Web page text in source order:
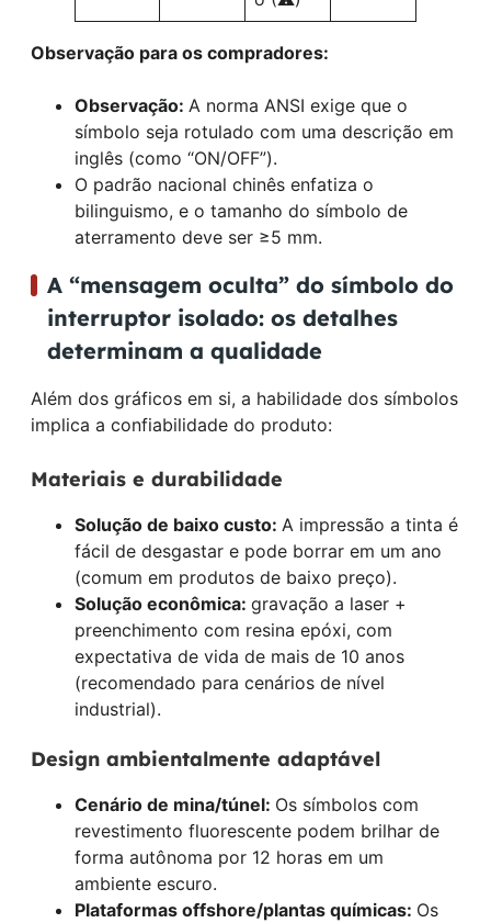
Observação para os compradores:
Observação: A norma ANSI exige que o
símbolo seja rotulado com uma descrição em
inglês (como “ON/OFF”).
O padrão nacional chinês enfatiza o
bilinguismo, e o tamanho do símbolo de
aterramento deve ser ≥5 mm.
A “mensagem oculta” do símbolo do
interruptor isolado: os detalhes
determinam a qualidade
Além dos gráficos em si, a habilidade dos símbolos
implica a confiabilidade do produto:
Materiais e durabilidade
Solução de baixo custo: A impressão a tinta é
fácil de desgastar e pode borrar em um ano
(comum em produtos de baixo preço).
Solução econômica: gravação a laser +
preenchimento com resina epóxi, com
expectativa de vida de mais de 10 anos
(recomendado para cenários de nível
industrial).
Design ambientalmente adaptável
Cenário de mina/túnel: Os símbolos com
revestimento fluorescente podem brilhar de
forma autônoma por 12 horas em um
ambiente escuro.
Plataformas offshore/plantas químicas: Os